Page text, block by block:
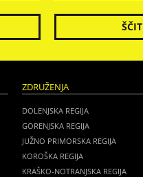
ŠČIT
ZDRUŽENJA
DOLENJSKA REGIJA
GORENJSKA REGIJA
JUŽNO PRIMORSKA REGIJA
KOROŠKA REGIJA
KRAŠKO-NOTRANJSKA REGIJA